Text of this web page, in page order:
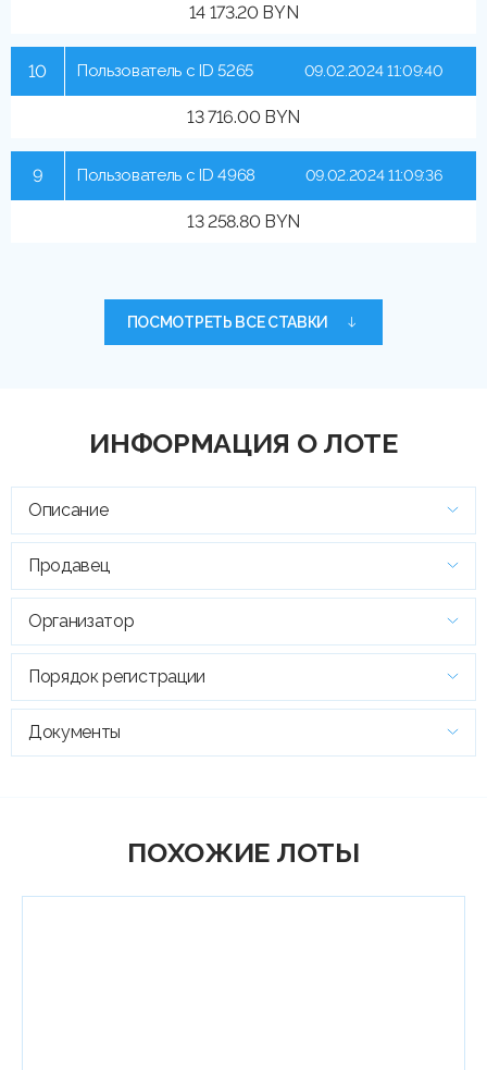
14 173.20 BYN
10 Пользователь с ID 5265
13 716.00 BYN
09.02.2024 11:09:40
9 Пользователь с ID 4968
13 258.80 BYN
09.02.2024 11:09:36
ПОСМОТРЕТЬ ВСЕ СТАВКИ
ИНФОРМАЦИЯ О ЛОТЕ
Описание
Продавец
Организатор
Порядок регистрации
Документы
ПОХОЖИЕ ЛОТЫ